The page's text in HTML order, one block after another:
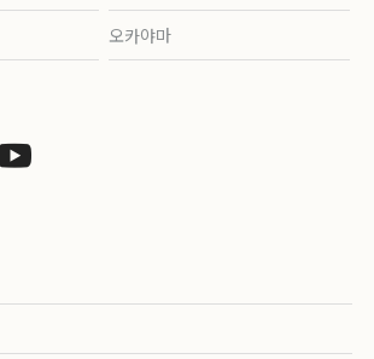
오카야마